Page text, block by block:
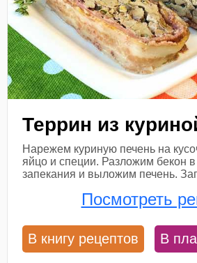
Террин из
Нарежем куриную печень на
яйцо и специи. Разложим бекон
запекания и выложим печень.
Посмотреть
В книгу рецептов В